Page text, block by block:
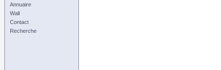
Annuaire
Wall
Contact
Recherche